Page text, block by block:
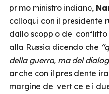
primo ministro indiano,
colloqui con il presidente
dallo scoppio del conflitto
alla Russia dicendo che
della guerra, ma del
anche con il presidente
margine del vertice e i